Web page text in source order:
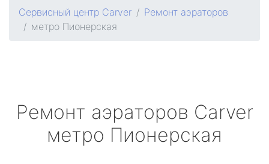
Сервисный центр Carver
Ремонт аэраторов
метро Пионерская
Ремонт аэраторов Carver
метро Пионерская